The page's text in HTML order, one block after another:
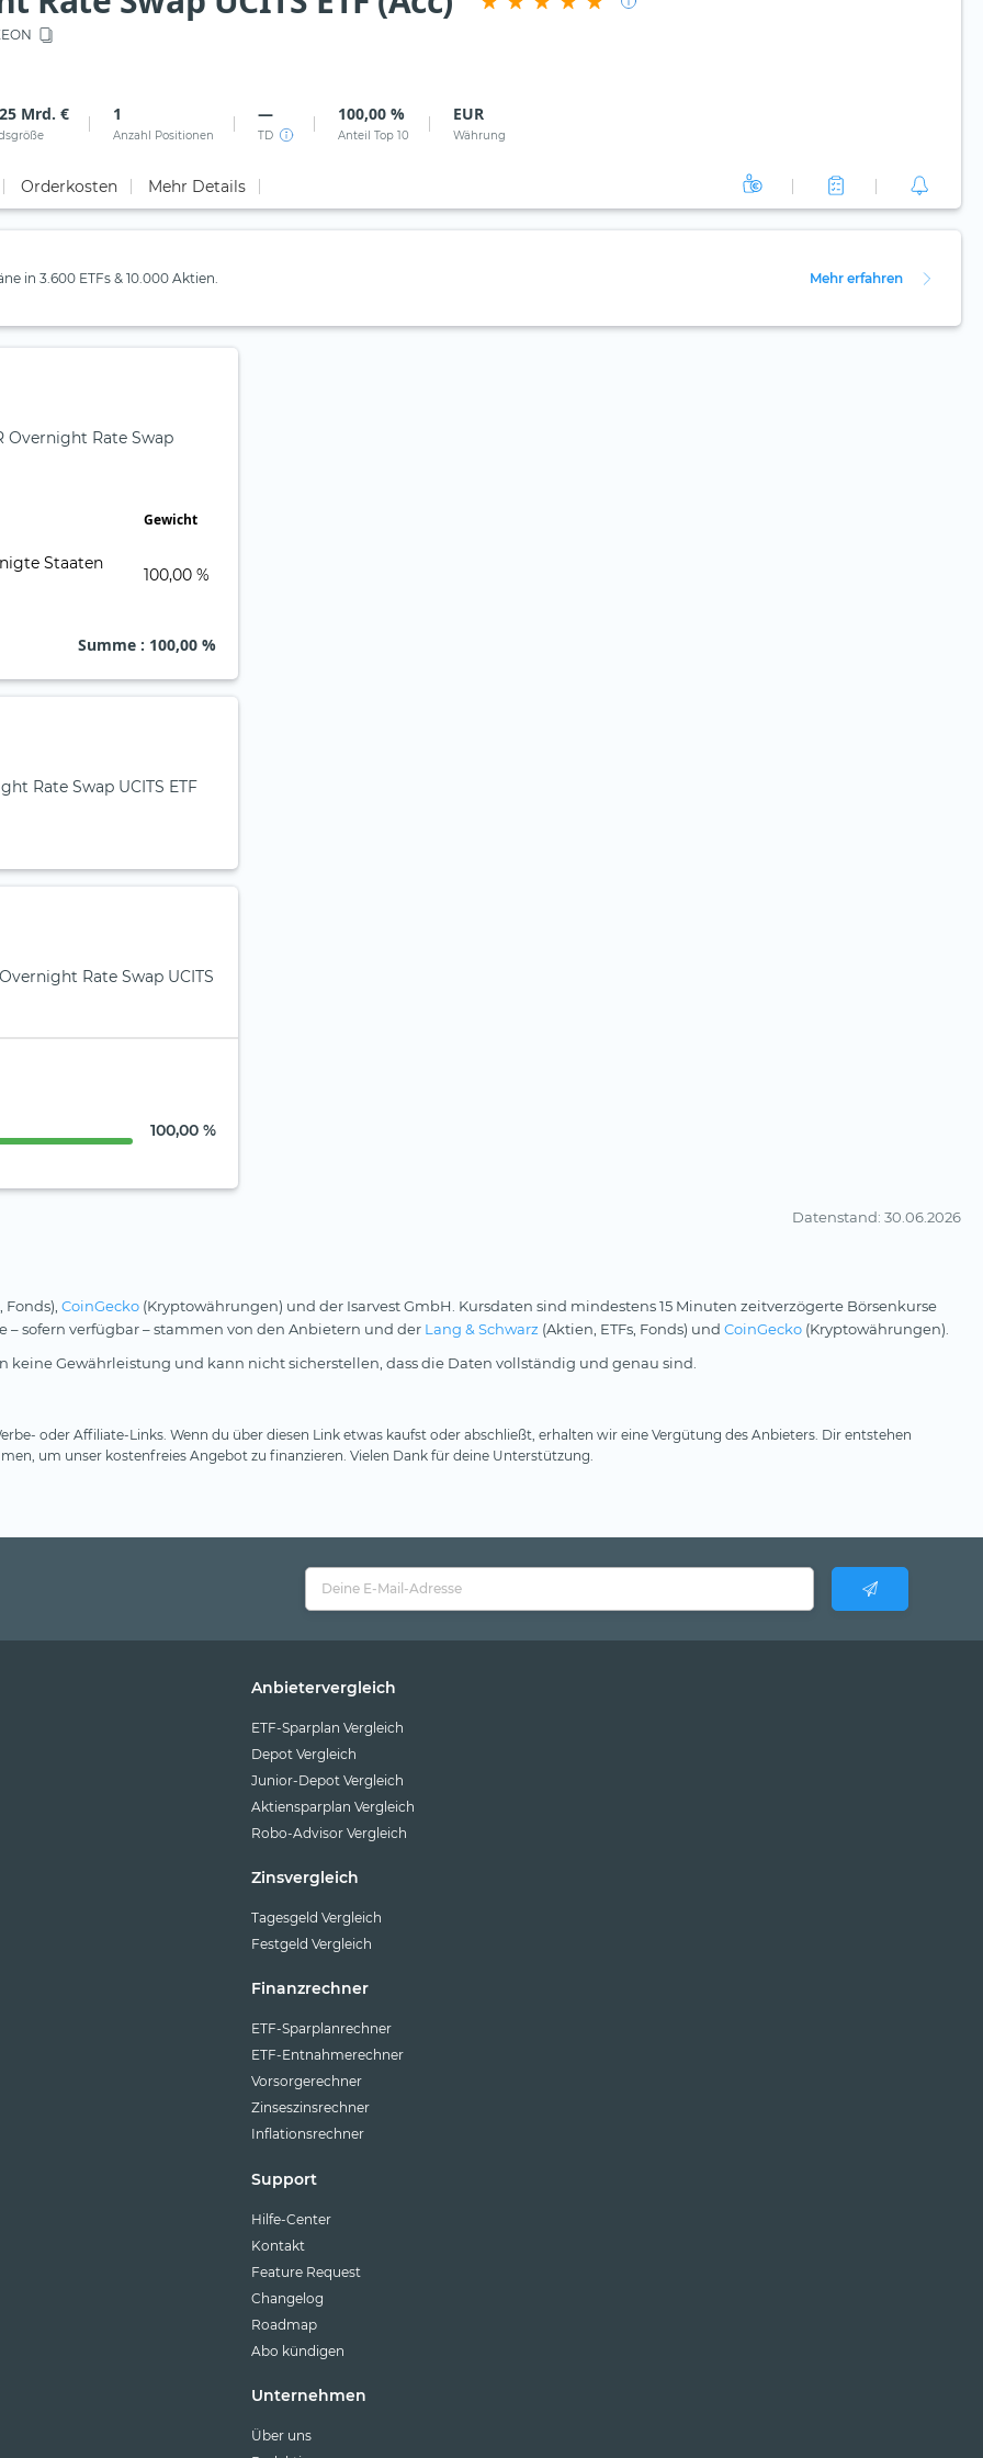
Mrd. € 1
Anzahl Positionen
—
TD
100,00 %
Anteil Top 10
EUR
Währung
Orderkosten Mehr Details
in 3.600 ETFs & 10.000 Aktien. Mehr erfahren
Overnight Rate Swap
Gewicht
100,00 %
Summe : 100,00 %
Rate Swap UCITS ETF
Rate Swap UCITS
100,00 %
Datenstand: 30.06.2026
Fonds), CoinGecko (Kryptowährungen) und der Isarvest GmbH. Kursdaten sind mindestens 15 Minuten zeitverzögerte Börsenkurse
– sofern verfügbar – stammen von den Anbietern und der Lang & Schwarz (Aktien, ETFs, Fonds) und CoinGecko (Kryptowährungen).
Gewährleistung und kann nicht sicherstellen, dass die Daten vollständig und genau sind.
oder Affiliate-Links. Wenn du über diesen Link etwas kaufst oder abschließt, erhalten wir eine Vergütung des Anbieters. Dir entstehen
um unser kostenfreies Angebot zu finanzieren. Vielen Dank für deine Unterstützung.
Anbietervergleich
ETF-Sparplan Vergleich
Depot Vergleich
Junior-Depot Vergleich
Aktiensparplan Vergleich
Robo-Advisor Vergleich
Zinsvergleich
Tagesgeld Vergleich
Festgeld Vergleich
Finanzrechner
ETF-Sparplanrechner
ETF-Entnahmerechner
Vorsorgerechner
Zinseszinsrechner
Inflationsrechner
Support
Hilfe-Center
Kontakt
Feature Request
Changelog
Roadmap
Abo kündigen
Unternehmen
Über uns